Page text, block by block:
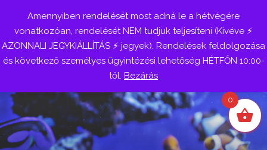
Belépés
Amennyiben rendelését most adná le a hétvégére
vonatkozóan, rendelését NEM tudjuk teljesíteni (Kivéve ⚡
AZONNALI JEGYKIÁLLÍTÁS ⚡ jegyek). Rendelések feldolgozása
és következő személyes ügyintézési lehetőség HÉTFŐN 10:00-
től. Bezárás
0